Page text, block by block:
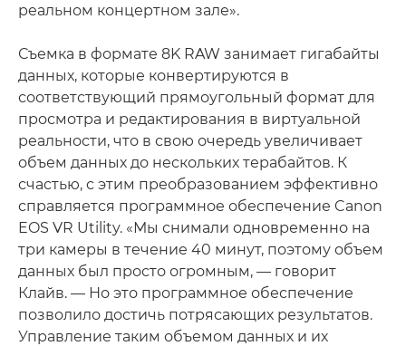
реальном концертном зале».
Съемка в формате 8K RAW занимает гигабайты
данных, которые конвертируются в
соответствующий прямоугольный формат для
просмотра и редактирования в виртуальной
реальности, что в свою очередь увеличивает
объем данных до нескольких терабайтов. К
счастью, с этим преобразованием эффективно
справляется программное обеспечение Canon
EOS VR Utility. «Мы снимали одновременно на
три камеры в течение 40 минут, поэтому объем
данных был просто огромным, — говорит
Клайв. — Но это программное обеспечение
позволило достичь потрясающих результатов.
Управление таким объемом данных и их